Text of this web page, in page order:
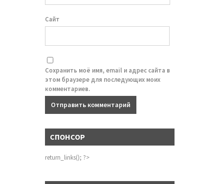
Сайт
Сохранить моё имя, email и адрес сайта в
этом браузере для последующих моих
комментариев.
СПОНСОР
return_links(); ?>